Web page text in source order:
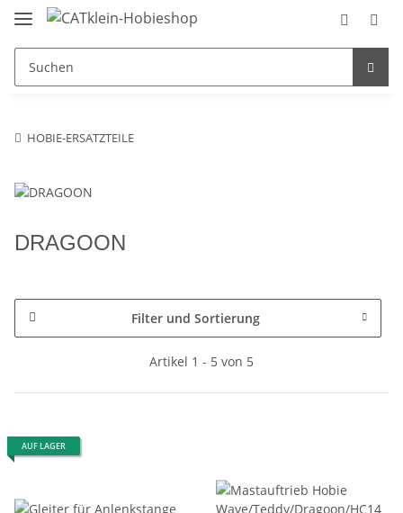
HOBIE-ERSATZTEILE
DRAGOON
Filter und Sortierung
Artikel 1 - 5 von 5
AUF LAGER